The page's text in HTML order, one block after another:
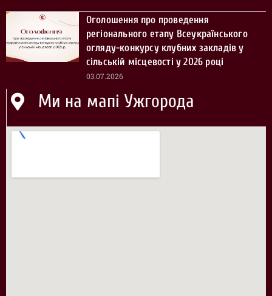
Оголошення про проведення
регіонального етапу Всеукраїнського
огляду-конкурсу клубних закладів у
сільській місцевості у 2026 році
03.07.2026
Ми на мапі Ужгорода